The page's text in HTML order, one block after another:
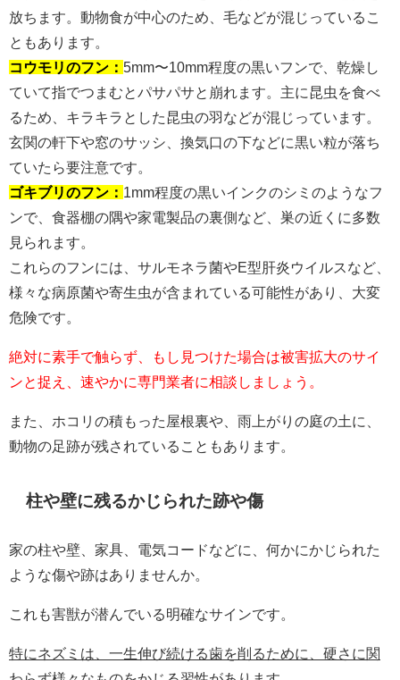
放ちます。動物食が中心のため、毛などが混じっているこ
ともあります。
コウモリのフン： 5mm〜10mm程度の黒いフンで、乾燥し
ていて指でつまむとパサパサと崩れます。主に昆虫を食べ
るため、キラキラとした昆虫の羽などが混じっています。
玄関の軒下や窓のサッシ、換気口の下などに黒い粒が落ち
ていたら要注意です。
ゴキブリのフン： 1mm程度の黒いインクのシミのようなフ
ンで、食器棚の隅や家電製品の裏側など、巣の近くに多数
見られます。
これらのフンには、サルモネラ菌やE型肝炎ウイルスなど、
様々な病原菌や寄生虫が含まれている可能性があり、大変
危険です。
絶対に素手で触らず、もし見つけた場合は被害拡大のサイ
ンと捉え、速やかに専門業者に相談しましょう。
また、ホコリの積もった屋根裏や、雨上がりの庭の土に、
動物の足跡が残されていることもあります。
柱や壁に残るかじられた跡や傷
家の柱や壁、家具、電気コードなどに、何かにかじられた
ような傷や跡はありませんか。
これも害獣が潜んでいる明確なサインです。
特にネズミは、一生伸び続ける歯を削るために、硬さに関